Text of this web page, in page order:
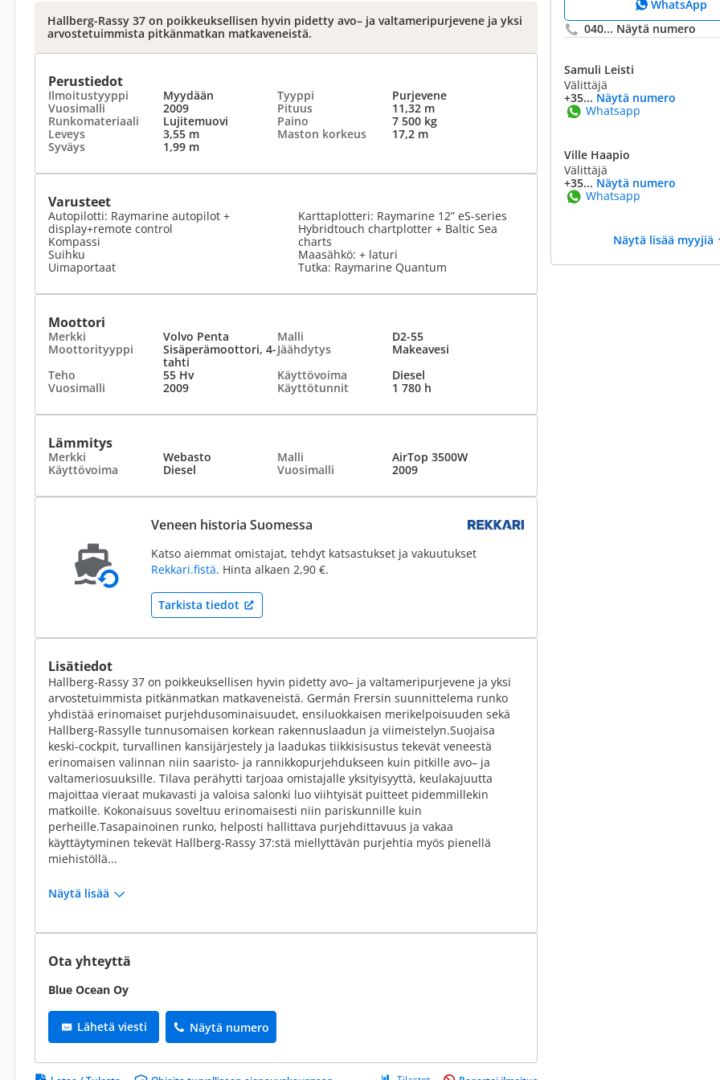
Hallberg-Rassy 37 on poikkeuksellisen hyvin pidetty avo– ja valtameripurjevene ja yksi
arvostetuimmista pitkänmatkan matkaveneistä.
Perustiedot
Ilmoitustyyppi Myydään Tyyppi
Purjevene
Vuosimalli
2009 Pituus
11,32 m
Runkomateriaali
Lujitemuovi Paino
7 500 kg
Leveys
3,55 m Maston korkeus
17,2 m
Syväys
1,99 m
Varusteet
Autopilotti: Raymarine autopilot +
display+remote control
Kompassi
Suihku
Uimaportaat
Karttaplotteri: Raymarine 12” eS-series
Hybridtouch chartplotter + Baltic Sea
charts
Maasähkö: + laturi
Tutka: Raymarine Quantum
Moottori
Merkki Volvo Penta Malli
D2-55
Moottorityyppi
Sisäperämoottori, 4-
tahti
Jäähdytys
Makeavesi
Teho
55 Hv Käyttövoima
Diesel
Vuosimalli
2009 Käyttötunnit 1 780 h
Lämmitys
Merkki Webasto Malli
AirTop 3500W
Käyttövoima
Diesel Vuosimalli 2009
Veneen historia Suomessa
Katso aiemmat omistajat, tehdyt katsastukset ja vakuutukset
Rekkari.fistä. Hinta alkaen 2,90 €.
Tarkista tiedot
Lisätiedot
Hallberg-Rassy 37 on poikkeuksellisen hyvin pidetty avo– ja valtameripurjevene ja yksi
arvostetuimmista pitkänmatkan matkaveneistä. Germán Frersin suunnittelema runko
yhdistää erinomaiset purjehdusominaisuudet, ensiluokkaisen merikelpoisuuden sekä
Hallberg-Rassylle tunnusomaisen korkean rakennuslaadun ja viimeistelyn.Suojaisa
keski-cockpit, turvallinen kansijärjestely ja laadukas tiikkisisustus tekevät veneestä
erinomaisen valinnan niin saaristo- ja rannikkopurjehdukseen kuin pitkille avo– ja
valtameriosuuksille. Tilava perähytti tarjoaa omistajalle yksityisyyttä, keulakajuutta
majoittaa vieraat mukavasti ja valoisa salonki luo viihtyisät puitteet pidemmillekin
matkoille. Kokonaisuus soveltuu erinomaisesti niin pariskunnille kuin
perheille.Tasapainoinen runko, helposti hallittava purjehdittavuus ja vakaa
käyttäytyminen tekevät Hallberg-Rassy 37:stä miellyttävän purjehtia myös pienellä
miehistöllä...
Näytä lisää
Ota yhteyttä
Blue Ocean Oy
Lähetä viesti Näytä numero
WhatsApp
040... Näytä numero
Samuli Leisti
Välittäjä
+35... Näytä numero
Whatsapp
Ville Haapio
Välittäjä
+35... Näytä numero
Whatsapp
Näytä lisää myyjiä